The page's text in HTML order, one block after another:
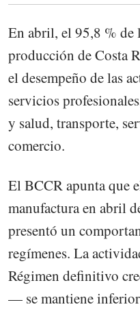
En abril, el 95,8 % de
producción de Costa
el desempeño de las
servicios
y salud, transporte,
comercio.
El BCCR apunta que
manufactura en abril
presentó un
regímenes. La
Régimen definitivo
— se mantiene